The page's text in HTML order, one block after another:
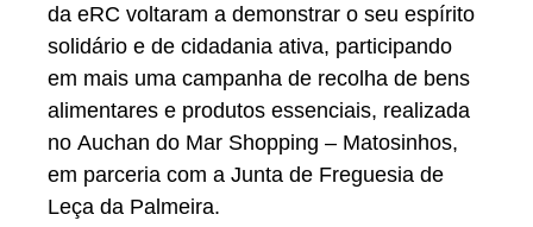
da eRC voltaram a demonstrar o seu espírito
solidário e de cidadania ativa, participando
em mais uma campanha de recolha de bens
alimentares e produtos essenciais, realizada
no Auchan do Mar Shopping – Matosinhos,
em parceria com a Junta de Freguesia de
Leça da Palmeira.